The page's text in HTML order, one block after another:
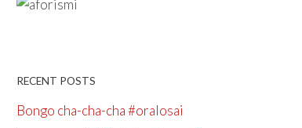
RECENT POSTS
Bongo cha-cha-cha #oralosai